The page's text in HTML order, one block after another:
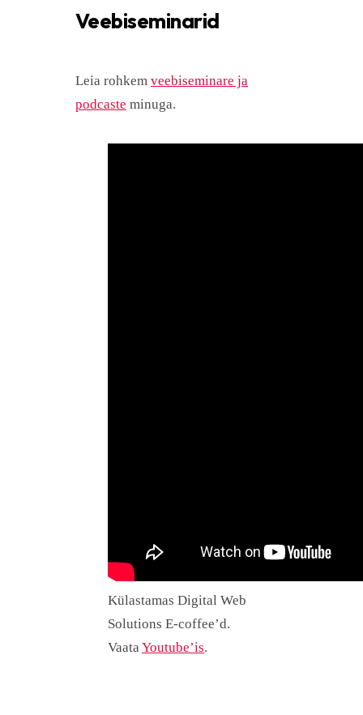
Veebiseminarid
Leia rohkem veebiseminare ja
podcaste minuga.
Külastamas Digital Web
Solutions E-coffee’d.
Vaata Youtube’is.